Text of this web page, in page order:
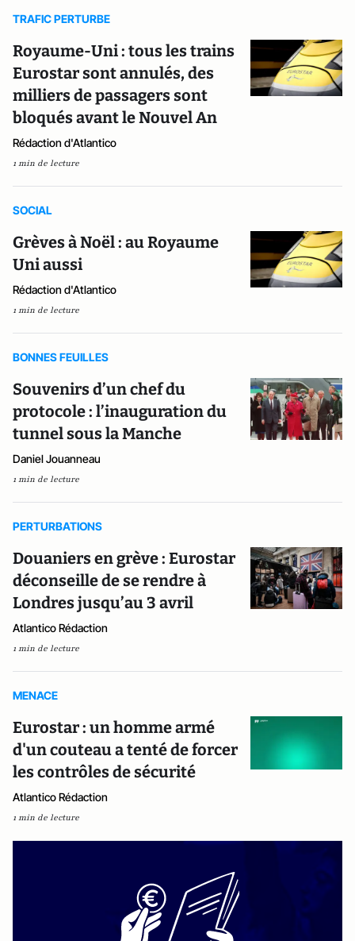
TRAFIC PERTURBE
Royaume-Uni : tous les trains
Eurostar sont annulés, des
milliers de passagers sont
bloqués avant le Nouvel An
Rédaction d'Atlantico
1 min de lecture
SOCIAL
Grèves à Noël : au Royaume
Uni aussi
Rédaction d'Atlantico
1 min de lecture
BONNES FEUILLES
Souvenirs d’un chef du
protocole : l’inauguration du
tunnel sous la Manche
Daniel Jouanneau
1 min de lecture
PERTURBATIONS
Douaniers en grève : Eurostar
déconseille de se rendre à
Londres jusqu’au 3 avril
Atlantico Rédaction
1 min de lecture
MENACE
Eurostar : un homme armé
d'un couteau a tenté de forcer
les contrôles de sécurité
Atlantico Rédaction
1 min de lecture